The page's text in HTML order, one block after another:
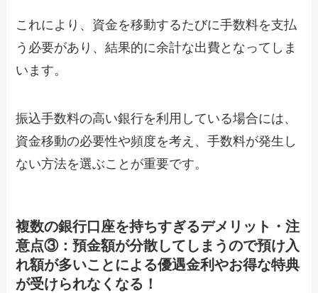
これにより、資金を移動するたびに手数料を支払
う必要があり、結果的に余計な出費となってしま
います。
振込手数料の高い銀行を利用している場合には、
資金移動の必要性や頻度を考え、手数料が発生し
ない方法を選ぶことが重要です。
複数の銀行口座を持ちすぎるデメリット・注
意点③：預金額が分散してしまうので預け入
れ額が多いことによる優遇金利やお得な特典
が受けられなくなる！